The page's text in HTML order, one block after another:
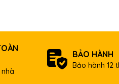
BẢO HÀNH
Bảo hành 12